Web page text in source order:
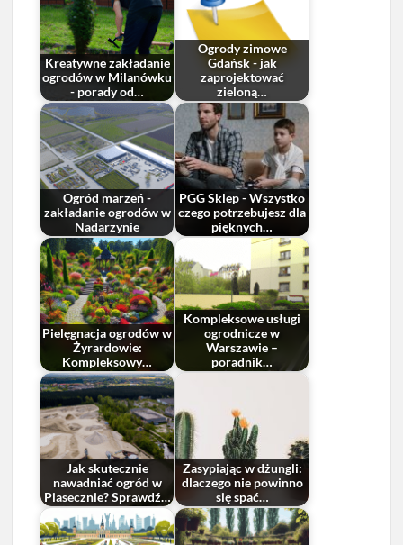
Kreatywne zakładanie
ogrodów w Milanówku
- porady od…
Ogrody zimowe
Gdańsk - jak
zaprojektować
zieloną…
Ogród marzeń -
zakładanie ogrodów w
Nadarzynie
PGG Sklep - Wszystko
czego potrzebujesz dla
pięknych…
Pielęgnacja ogrodów w
Żyrardowie:
Kompleksowy…
Kompleksowe usługi
ogrodnicze w
Warszawie –
poradnik…
Jak skutecznie
nawadniać ogród w
Piasecznie? Sprawdź…
Zasypiając w dżungli:
dlaczego nie powinno
się spać…